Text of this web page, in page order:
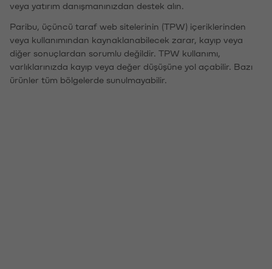
veya yatırım danışmanınızdan destek alın.
Paribu, üçüncü taraf web sitelerinin (TPW) içeriklerinden
veya kullanımından kaynaklanabilecek zarar, kayıp veya
diğer sonuçlardan sorumlu değildir. TPW kullanımı,
varlıklarınızda kayıp veya değer düşüşüne yol açabilir. Bazı
ürünler tüm bölgelerde sunulmayabilir.